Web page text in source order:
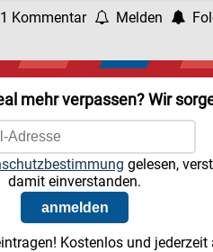
1 Kommentar Melden
mehr verpassen? Wir
gelesen,
damit einverstanden.
Kostenlos und jederzeit